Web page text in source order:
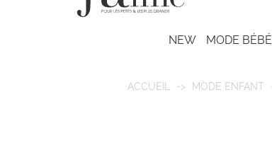
NEW MODE BÉBÉ
ACCUEIL MODE ENFANT